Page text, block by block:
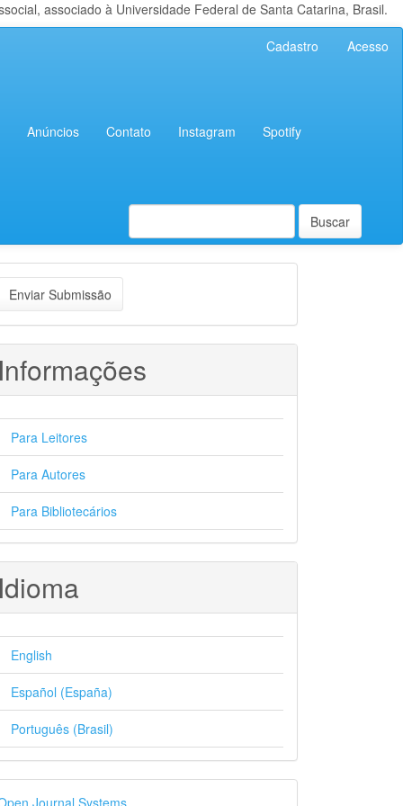
associado à Universidade Federal de Santa Catarina, Brasil.
Cadastro Acesso
Anúncios Contato Instagram Spotify
Buscar
Enviar Submissão
Para Leitores
Para Autores
Para Bibliotecários
English
Español (España)
Português (Brasil)
Journal Systems